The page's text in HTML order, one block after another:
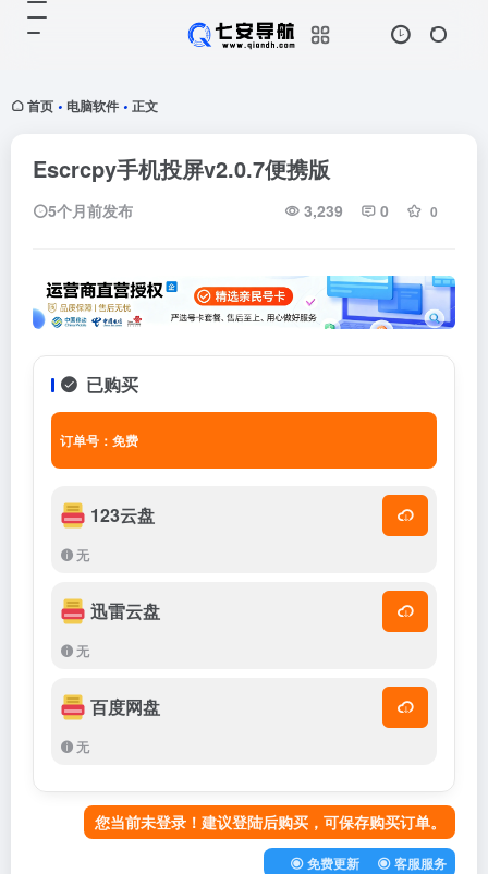
首页 • 电脑软件 • 正文
Escrcpy手机投屏v2.0.7便携版
5个月前发布 3,239 0 0
已购买
订单号：免费
123云盘
无
迅雷云盘
无
百度网盘
无
您当前未登录！建议登陆后购买，可保存购买订单。
免费更新 客服服务